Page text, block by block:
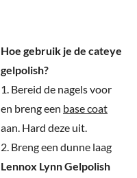
Hoe gebruik je de cateye
gelpolish?
1. Bereid de nagels voor
en breng een base coat
aan. Hard deze uit.
2. Breng een dunne laag
Lennox Lynn Gelpolish